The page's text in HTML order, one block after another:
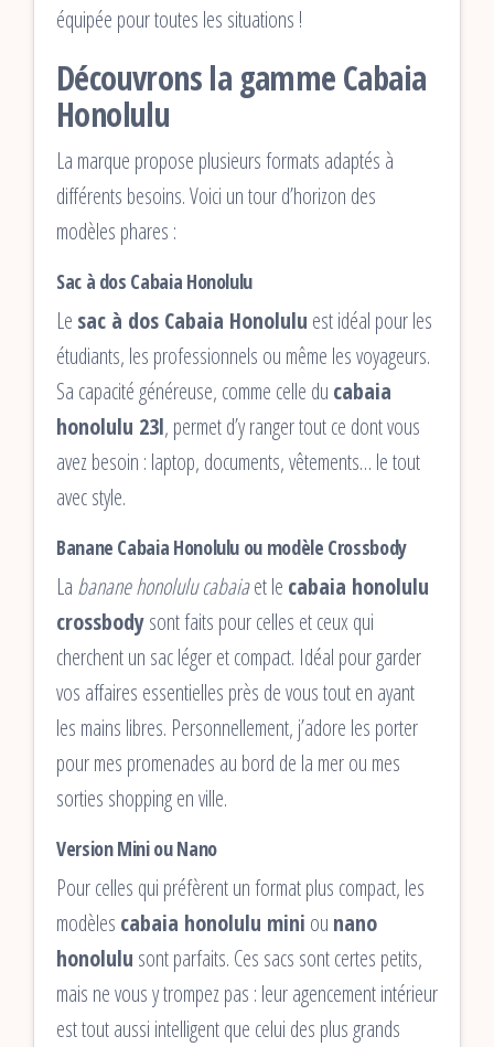
équipée pour toutes les situations !
Découvrons la gamme Cabaia
Honolulu
La marque propose plusieurs formats adaptés à
différents besoins. Voici un tour d’horizon des
modèles phares :
Sac à dos Cabaia Honolulu
Le sac à dos Cabaia Honolulu est idéal pour les
étudiants, les professionnels ou même les voyageurs.
Sa capacité généreuse, comme celle du cabaia
honolulu 23l, permet d’y ranger tout ce dont vous
avez besoin : laptop, documents, vêtements… le tout
avec style.
Banane Cabaia Honolulu ou modèle Crossbody
La banane honolulu cabaiaet le cabaia honolulu
crossbodysont faits pour celles et ceux qui
cherchent un sac léger et compact. Idéal pour garder
vos affaires essentielles près de vous tout en ayant
les mains libres. Personnellement, j’adore les porter
pour mes promenades au bord de la mer ou mes
sorties shopping en ville.
Version Mini ou Nano
Pour celles qui préfèrent un format plus compact, les
modèles cabaia honolulu mini ou nano
honolulu sont parfaits. Ces sacs sont certes petits,
mais ne vous y trompez pas : leur agencement intérieur
est tout aussi intelligent que celui des plus grands